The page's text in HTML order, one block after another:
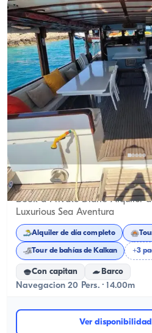
Kalkan, Antalya
Book a Private Diario Alquiler
Luxurious Sea Aventura
Alquiler de día completo
Tour de bahías de Kalkan +3
Con capitan Barco
Navegacion 20 Pers. · 14.00m
Ver